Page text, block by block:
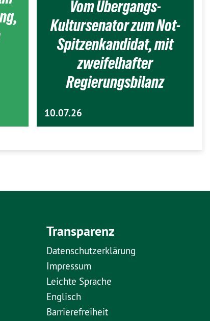
Vom Übergangs-
Kultursenator zum Not-
Spitzenkandidat, mit
zweifelhafter
Regierungsbilanz
10.07.26
Transparenz
Datenschutzerklärung
Impressum
Leichte Sprache
Englisch
Barrierefreiheit